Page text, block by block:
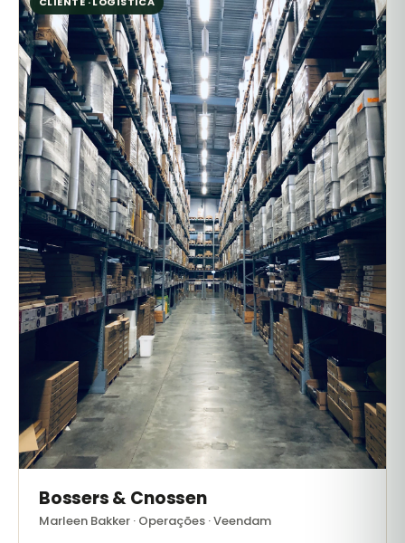
Bossers & Cnossen
Marleen Bakker · Operações · Veendam